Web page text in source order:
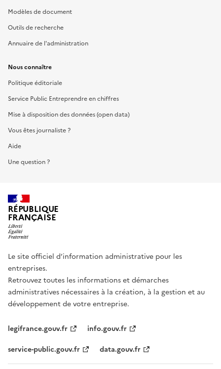
Modèles de document
Outils de recherche
Annuaire de l'administration
Nous connaître
Politique éditoriale
Service Public Entreprendre en chiffres
Mise à disposition des données (open data)
Vous êtes journaliste ?
Aide
Une question ?
RÉPUBLIQUE
FRANÇAISE
Le site officiel d’information administrative pour les
entreprises.
Retrouvez toutes les informations et démarches
administratives nécessaires à la création, à la gestion et au
développement de votre entreprise.
legifrance.gouv.fr
info.gouv.fr
service-public.gouv.fr
data.gouv.fr